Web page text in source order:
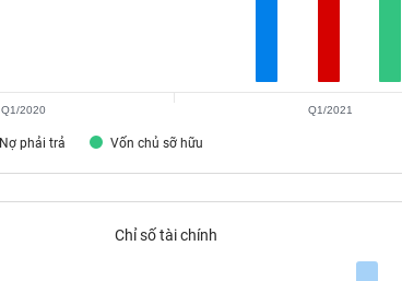
Nợ phải trả Vốn chủ sỡ hữu
Q1/2020 Q1/2021
Chỉ số tài chính